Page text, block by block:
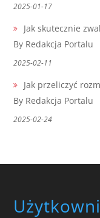
2025-01-17
Jak skutecznie
By Redakcja Portalu
2025-02-11
Jak przeliczyć
By Redakcja Portalu
2025-02-24